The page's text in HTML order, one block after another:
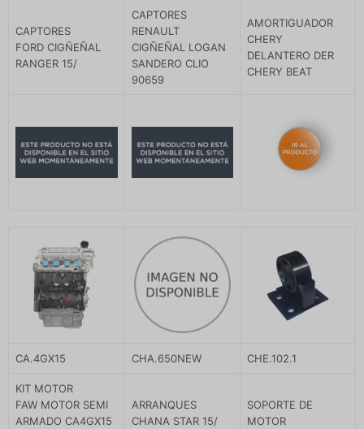
CAPTORES
FORD CIGÑEÑAL
RANGER 15/
CAPTORES
RENAULT
CIGÑEÑAL LOGAN
SANDERO CLIO
90659
AMORTIGUADOR
CHERY
DELANTERO DER
CHERY BEAT
CA.4GX15 CHA.650NEW CHE.102.1
KIT MOTOR
FAW MOTOR SEMI
ARMADO CA4GX15
ARRANQUES
CHANA STAR 15/
SOPORTE DE
MOTOR